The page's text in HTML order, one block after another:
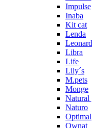
Impulse
Inaba
Kit cat
Lenda
Libra
Life
Lily´s
M.pets
Monge
Natural
Naturo
Optimal
Ownat